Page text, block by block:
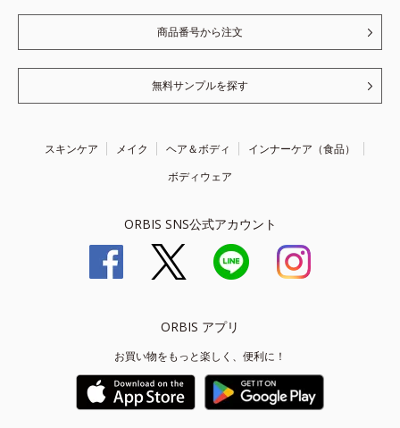
商品番号から注文
無料サンプルを探す
スキンケア メイク ヘア＆ボディ
インナーケア（食品）
ボディウェア
ORBIS SNS公式アカウント
ORBIS アプリ
お買い物をもっと楽しく、便利に！